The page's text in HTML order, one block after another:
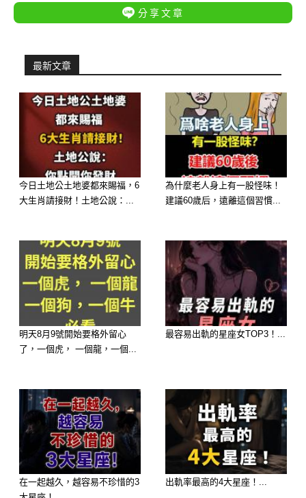
個生肖千萬不能錯過媽祖生辰這天
第一名：屬牛
你最近的「偏財星」超級旺！不管是刮
刮樂、彩券、抽獎，手氣就是好到爆！
明天記得誠心拜媽祖，順手買張彩券，
很可能就是你的人生翻轉點！
催旺財運！
分享文章
最新文章
今日土地公土地婆都來賜福，6
大生肖請接財！土地公說：...
為什麼老人身上有一股怪味！
建議60歲后，遠離這個習慣...
明天8月9號開始要格外留心
了，一個虎， 一個龍，一個...
最容易出軌的星座女TOP3！...
在一起越久，越容易不珍惜的3
出軌率最高的4大星座！...